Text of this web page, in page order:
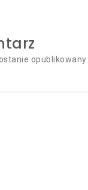
opublikowany.